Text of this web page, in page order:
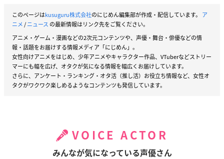
このページはkusuguru株式会社のにじめん編集部が作成・配信しています。 ア
ニメ/ニュース の最新情報はリンク先をご覧ください。
アニメ・ゲーム・漫画などの2次元コンテンツや、声優・舞台・俳優などの情
報・話題をお届けする情報メディア「にじめん」。
女性向けアニメをはじめ、少年アニメやキャラクター作品、VTuberなどストリー
マーにも幅を広げ、オタクが気になる情報を幅広くお届けしています。
さらに、アンケート・ランキング・オタ活（推し活）お役立ち情報など、女性オ
タクがワクワク楽しめるようなコンテンツも発信しています。
VOICE ACTOR
みんなが気になっている声優さん